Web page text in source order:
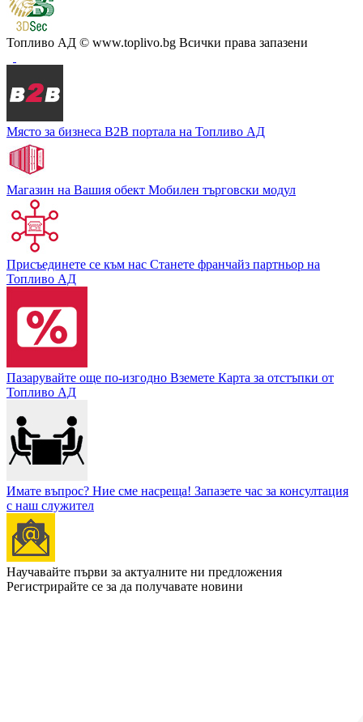
Топливо АД © www.toplivo.bg Всички права запазени
Място за бизнеса В2В портала на Топливо АД
Магазин на Вашия обект Мобилен търговски модул
Присъединете се към нас Станете франчайз партньор на
Топливо АД
Пазарувайте още по-изгодно Вземете Карта за отстъпки от
Топливо АД
Имате въпрос? Ние сме насреща! Запазете час за консултация
с наш служител
Научавайте първи за актуалните ни предложения
Регистрирайте се за да получавате новини